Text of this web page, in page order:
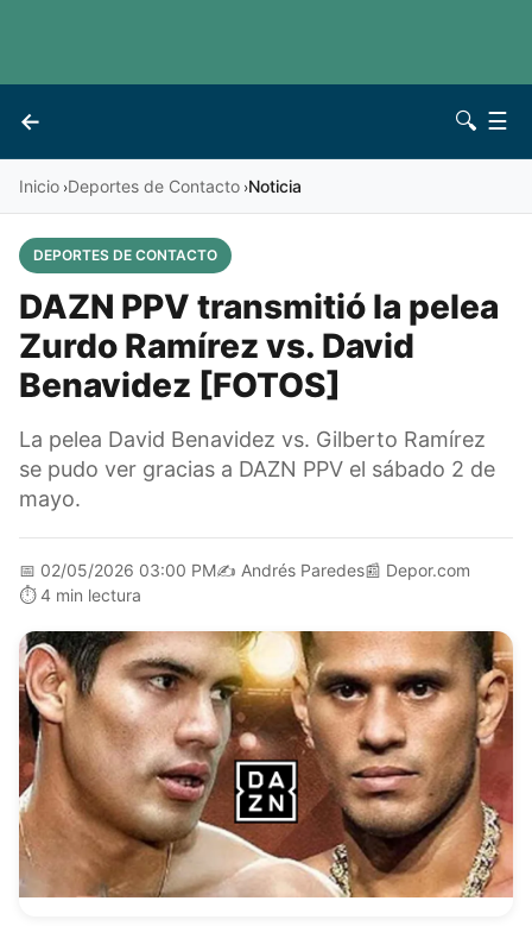
←
Vives 🔍 ☰
Inicio ›Deportes de Contacto ›Noticia
DEPORTES DE CONTACTO
DAZN PPV transmitió la pelea
Zurdo Ramírez vs. David
Benavidez [FOTOS]
La pelea David Benavidez vs. Gilberto Ramírez
se pudo ver gracias a DAZN PPV el sábado 2 de
mayo.
📅 02/05/2026 03:00 PM✍️ Andrés Paredes📰 Depor.com
⏱️ 4 min lectura